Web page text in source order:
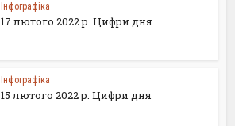
Інфографіка
17 лютого 2022 р. Цифри дня
Інфографіка
15 лютого 2022 р. Цифри дня